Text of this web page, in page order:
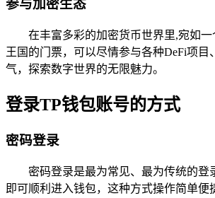
参与加密生态
在丰富多彩的加密货币世界里,宛如
王国的门票，可以尽情参与各种DeFi项
气，探索数字世界的无限魅力。
登录TP钱包账号的方式
密码登录
密码登录是最为常见、最为传统的
即可顺利进入钱包，这种方式操作简单